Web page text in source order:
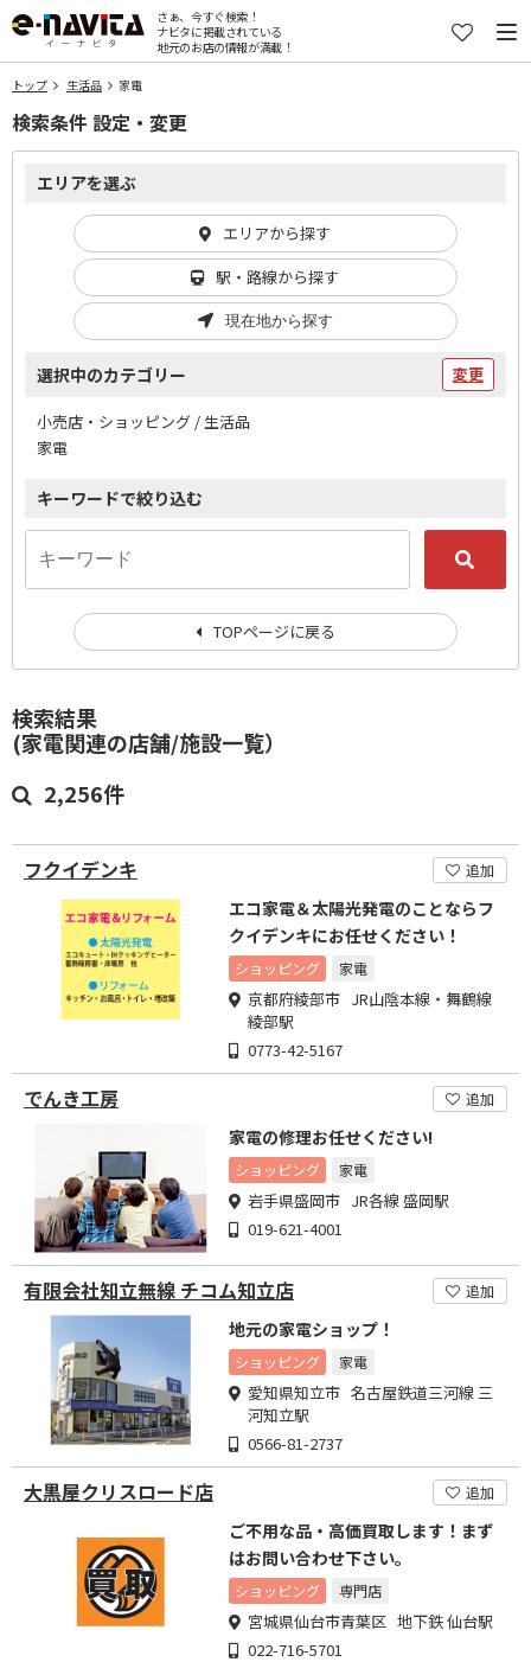
さぁ、今すぐ検索！
ナビタに掲載されている
地元のお店の情報が満載！
トップ 生活品 家電
検索結果
(家電関連の店舗/施設一覧）
2,256件
フクイデンキ 追加
エコ家電＆太陽光発電のことならフ
クイデンキにお任せください！
ショッピング 家電
京都府綾部市 JR山陰本線・舞鶴線
綾部駅
0773-42-5167
でんき工房 追加
家電の修理お任せください!
ショッピング 家電
岩手県盛岡市 JR各線 盛岡駅
019-621-4001
有限会社知立無線 チコム知立店 追加
地元の家電ショップ！
ショッピング 家電
愛知県知立市 名古屋鉄道三河線 三
河知立駅
0566-81-2737
大黒屋クリスロード店 追加
ご不用な品・高価買取します！まず
はお問い合わせ下さい。
ショッピング 専門店
宮城県仙台市青葉区 地下鉄 仙台駅
022-716-5701
検索条件 設定・変更
エリアを選ぶ
エリアから探す
駅・路線から探す
現在地から探す
選択中のカテゴリー 変更
小売店・ショッピング / 生活品
家電
キーワードで絞り込む
TOPページに戻る